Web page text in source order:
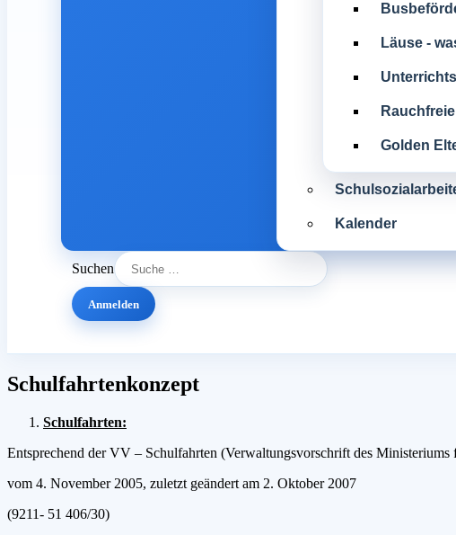
Läuse -
Golden
Kalender
Suchen
Anmelden
Schulfahrtenkonzept
Schulfahrten:
Entsprechend der VV – Schulfahrten (Verwaltungsvorschrift des
vom 4. November 2005, zuletzt geändert am 2. Oktober 2007
(9211- 51 406/30)